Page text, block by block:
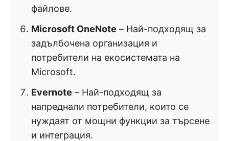
файлове.
Microsoft OneNote – Най-подходящ за
задълбочена организация и
потребители на екосистемата на
Microsoft.
Evernote – Най-подходящ за
напреднали потребители, които се
нуждаят от мощни функции за търсене
и интеграция.